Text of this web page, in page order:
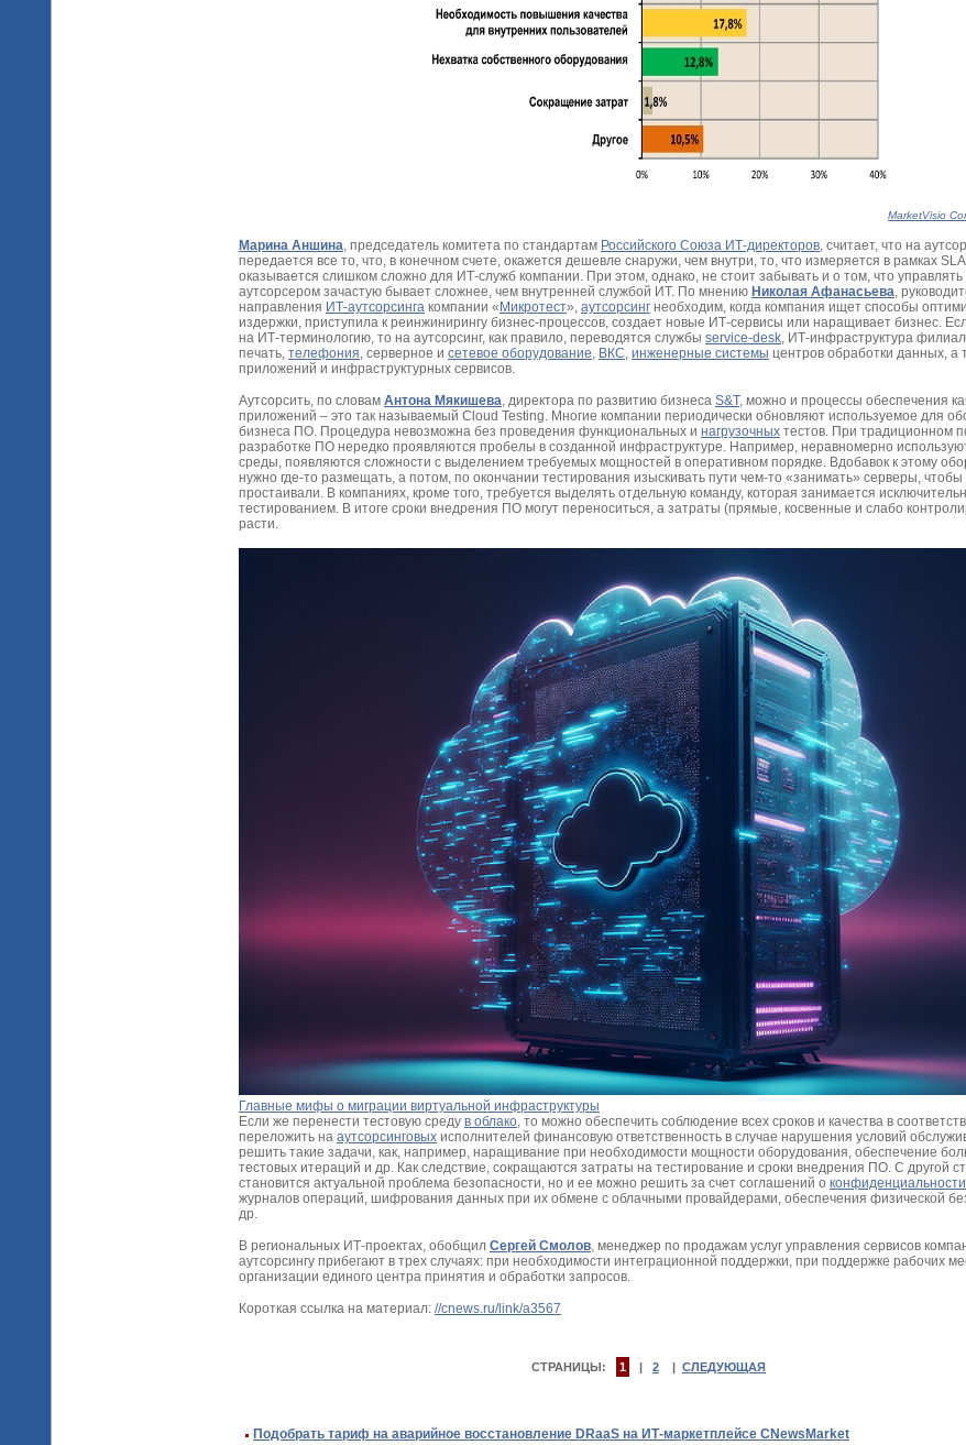
MarketVisio
Марина Аншина, председатель комитета по стандартам Российского Союза ИТ-директоров, считает, что на
передается все то, что, в конечном счете, окажется дешевле снаружи, чем внутри, то, что измеряется в рамках
оказывается слишком сложно для ИТ-служб компании. При этом, однако, не стоит забывать и о том, что
аутсорсером зачастую бывает сложнее, чем внутренней службой ИТ. По мнению Николая Афанасьева,
направления ИТ-аутсорсинга компании « Микротест», аутсорсинг необходим, когда компания ищет способы
издержки, приступила к реинжинирингу бизнес-процессов, создает новые ИТ-сервисы или наращивает бизнес.
на ИТ-терминологию, то на аутсорсинг, как правило, переводятся службы service-desk, ИТ-инфраструктура
печать, телефония, серверное и сетевое оборудование, ВКС, инженерные системы центров обработки данных, а
приложений и инфраструктурных сервисов.
Аутсорсить, по словам Антона Мякишева, директора по развитию бизнеса S&T, можно и процессы обеспечения
приложений – это так называемый Cloud Testing. Многие компании периодически обновляют используемое для
бизнеса ПО. Процедура невозможна без проведения функциональных и нагрузочных тестов. При традиционном
разработке ПО нередко проявляются пробелы в созданной инфраструктуре. Например, неравномерно
среды, появляются сложности с выделением требуемых мощностей в оперативном порядке. Вдобавок к этому
нужно где-то размещать, а потом, по окончании тестирования изыскивать пути чем-то «занимать» серверы, чтобы
простаивали. В компаниях, кроме того, требуется выделять отдельную команду, которая занимается
тестированием. В итоге сроки внедрения ПО могут переноситься, а затраты (прямые, косвенные и слабо
расти.
Главные мифы о миграции виртуальной инфраструктуры
Если же перенести тестовую среду в облако , то можно обеспечить соблюдение всех сроков и качества в
переложить на аутсорсинговых исполнителей финансовую ответственность в случае нарушения условий
решить такие задачи, как, например, наращивание при необходимости мощности оборудования, обеспечение
тестовых итераций и др. Как следствие, сокращаются затраты на тестирование и сроки внедрения ПО. С другой
становится актуальной проблема безопасности, но и ее можно решить за счет соглашений о конфиденциальности
журналов операций, шифрования данных при их обмене с облачными провайдерами, обеспечения физической
др.
В региональных ИТ-проектах, обобщил Сергей Смолов , менеджер по продажам услуг управления сервисов
аутсорсингу прибегают в трех случаях: при необходимости интеграционной поддержки, при поддержке рабочих
организации единого центра принятия и обработки запросов.
Короткая ссылка на материал: //cnews.ru/link/a3567
СТРАНИЦЫ: 1 | 2 | СЛЕДУЮЩАЯ
Подобрать тариф на аварийное восстановление DRaaS на ИТ-маркетплейсе CNewsMarket